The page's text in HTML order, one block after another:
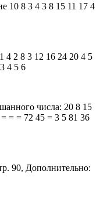
10 8 3 4 3 8 15 11 17 4
4 2 8 3 12 16 24 20 4 5
4 5 6
числа: 20 8 15
= = 72 45 = 3 5 81 36
90, Дополнительно: